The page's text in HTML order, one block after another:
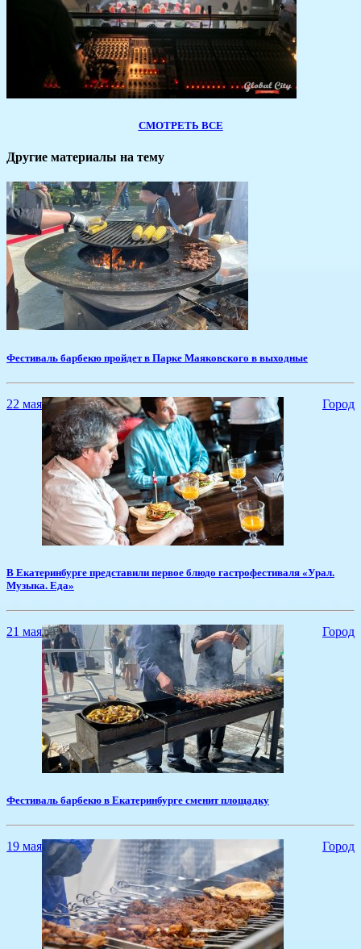
СМОТРЕТЬ ВСЕ
Другие материалы на тему
​Фестиваль барбекю пройдет в Парке Маяковского в выходные
22 мая Город
​В Екатеринбурге представили первое блюдо гастрофестиваля «Урал.
Музыка. Еда»
21 мая Город
Фестиваль барбекю в Екатеринбурге сменит площадку
19 мая Город